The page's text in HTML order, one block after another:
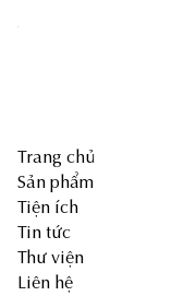
Trang chủ
Sản phẩm
Tiện ích
Tin tức
Thư viện
Liên hệ